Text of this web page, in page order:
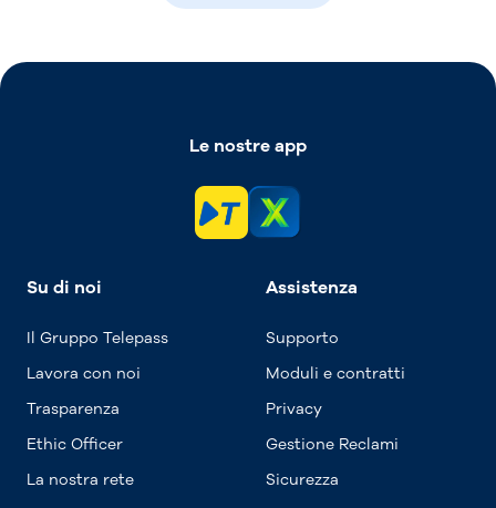
Le nostre app
Su di noi
Il Gruppo Telepass
Lavora con noi
Trasparenza
Ethic Officer
La nostra rete
Assistenza
Supporto
Moduli e contratti
Privacy
Gestione Reclami
Sicurezza